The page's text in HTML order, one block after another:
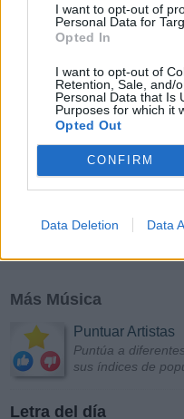
I want to opt-out of
Personal Data for
Opted In
I want to opt-out of
Retention, Sale, and/
Personal Data that Is
Purposes for which it
Opted Out
CONFIRM
Data Deletion Data
Más Música
Puntuar Artistas
Puntúa a
sus índices de
Letra del día